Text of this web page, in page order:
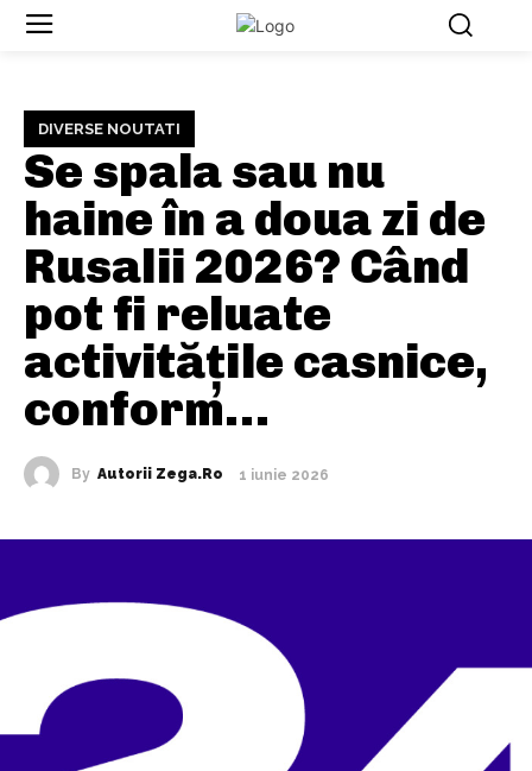
DIVERSE NOUTATI
Se spala sau nu
haine în a doua zi de
Rusalii 2026? Când
pot fi reluate
activitățile casnice,
conform…
By Autorii Zega.ro 1 iunie 2026